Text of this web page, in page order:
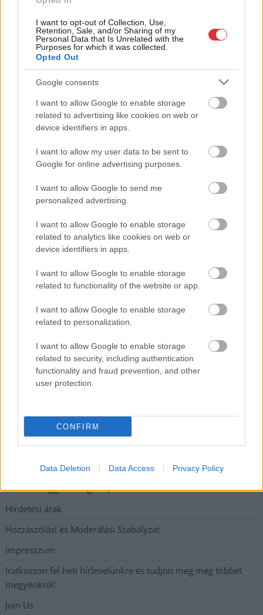
I want to opt-out of Collection, Use,
Retention, Sale, and/or Sharing of my
Personal Data that Is Unrelated with the
Purposes for which it was collected.
Opted Out
Google consents
I want to allow Google to enable storage
related to advertising like cookies on web or
device identifiers in apps.
I want to allow my user data to be sent to
Google for online advertising purposes.
I want to allow Google to send me
personalized advertising.
I want to allow Google to enable storage
related to analytics like cookies on web or
device identifiers in apps.
I want to allow Google to enable storage
related to functionality of the website or app.
I want to allow Google to enable storage
related to personalization.
I want to allow Google to enable storage
related to security, including authentication
functionality and fraud prevention, and other
user protection.
CONFIRM
Data Deletion Data Access Privacy Policy
ezelőtti árvíz idején és így most – fotógyűjtemény
ugyanazokból a szögekből
Ilyenek eddig a tapasztalatok a vendégektől – a hőhullám
miatt ingyenes a strandolás Szolnokon
Nem biztató: a hétvégi kisebb felfrissülés után jövő héten
megint visszatér a forróság, újra rekkenő hőség jön, akár 38
fokokkal
Közzétették a szakértői állásfoglalást, a Fiumei úti fák
többsége szakszerűen már nem ápolható
A MÚOSZ sajtódíjának második helyét nyerte el a Borsod24 és
a Paraméter közös riportfilmje a Sajó szennyezéséről
Tánccal, zeneszóval és vásárral telik meg Jászberény, indul a
Csángó Fesztivál
Meghosszabbított hőségriasztás és vízkorlátozások, a
Átszervezi működését az osztrák óriáscég, Szolnok is érintett
Tragédiába torkollott a segítségnyújtás elmulasztása, három
kisújszállási lakos ellen emeltek vádat
Hatalmas lángok csaptak fel Szolnokon
Vízitraffipax a Tisza-tavon: mostantól senki sem úszhatja meg
a száguldozást
Elérhetőség
Adatkezelési tájékoztató
Etikai és függetlenségi alapelvek
Hirdetési árak
Hozzászólási és Moderálási Szabályzat
Impresszum
Iratkozzon fel heti hírlevelünkre és tudjon meg még többet
megyénkről!
Join Us